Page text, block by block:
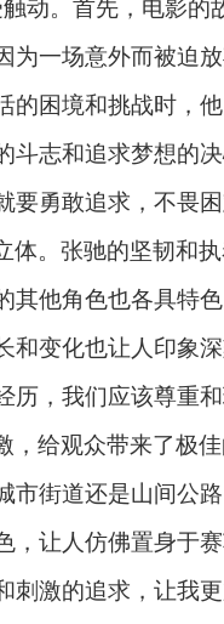
动。首先，电影的
为一场意外而被迫
的困境和挑战时，
斗志和追求梦想的
勇敢追求，不畏困
。张驰的坚韧和
其他角色也各具特
和变化也让人印象
，我们应该尊重
，给观众带来了极
市街道还是山间公
，让人仿佛置身于
刺激的追求，让我